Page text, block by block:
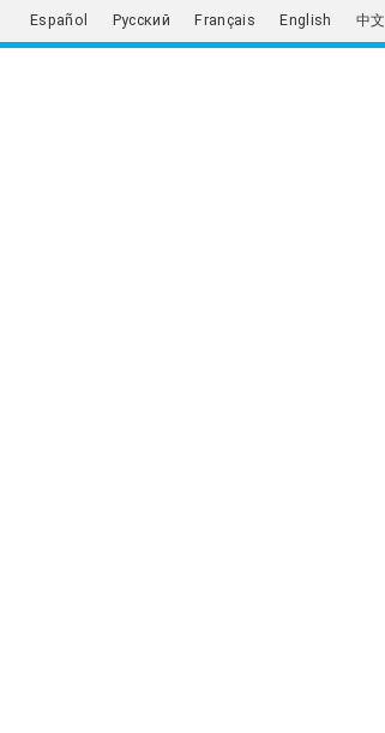
中文
English
Français
Русский
Español